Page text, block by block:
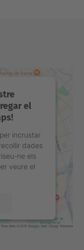
el
incrustar
dades
ne els
veure el